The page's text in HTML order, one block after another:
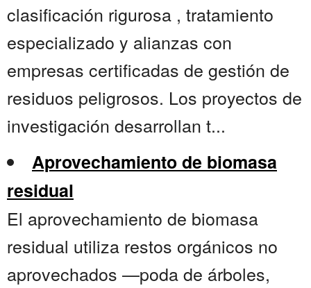
clasificación rigurosa , tratamiento
especializado y alianzas con
empresas certificadas de gestión de
residuos peligrosos. Los proyectos de
investigación desarrollan t...
Aprovechamiento de biomasa
residual
El aprovechamiento de biomasa
residual utiliza restos orgánicos no
aprovechados —poda de árboles,